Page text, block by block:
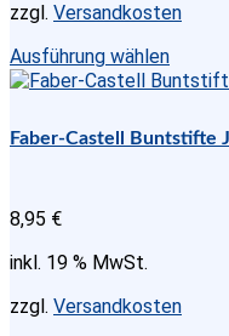
zzgl. Versandkosten
Ausführung wählenDieses
mehrere
der
Faber-Castell Buntstifte
8,95 €
inkl. 19 % MwSt.
zzgl. Versandkosten